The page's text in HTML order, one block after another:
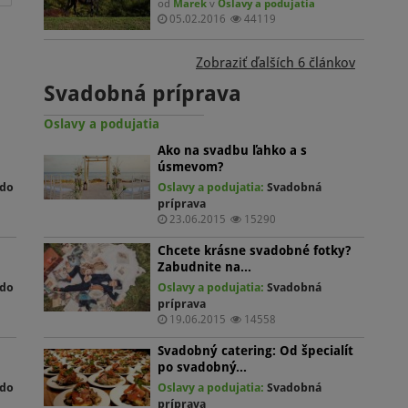
od Marek vOslavy a podujatia
05.02.2016
44119
Zobraziť ďalších 6 článkov
Svadobná príprava
Oslavy a podujatia
Ako na svadbu ľahko a s
úsmevom?
Oslavy a podujatia: Svadobná
príprava
23.06.2015 15290
Chcete krásne svadobné fotky?
Zabudnite na…
Oslavy a podujatia: Svadobná
príprava
19.06.2015 14558
Svadobný catering: Od špecialít
po svadobný…
Oslavy a podujatia: Svadobná
príprava